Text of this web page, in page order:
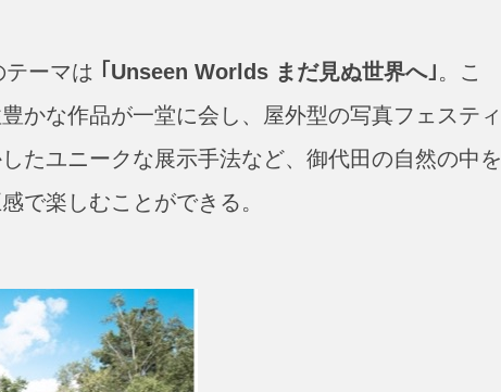
ーマは ｢Unseen Worlds まだ見ぬ世界へ｣。こ
かな作品が一堂に会し、屋外型の写真フェスティ
たユニークな展示手法など、御代田の自然の中を
で楽しむことができる。